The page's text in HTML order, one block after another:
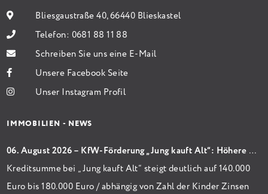
Bliesgaustraße 40, 66440 Blieskastel
Telefon: 0681 88 11 88
Schreiben Sie uns eine E-Mail
Unsere Facebook Seite
Unser Instagram Profil
IMMOBILIEN - NEWS
06. August 2026 – KfW-Förderung „Jung kauft Alt“: Höhere Kredite ab August 2026
Kreditsumme bei „Jung kauft Alt“ steigt deutlich auf 140.000
Euro bis 180.000 Euro / abhängig von Zahl der Kinder Zinsen